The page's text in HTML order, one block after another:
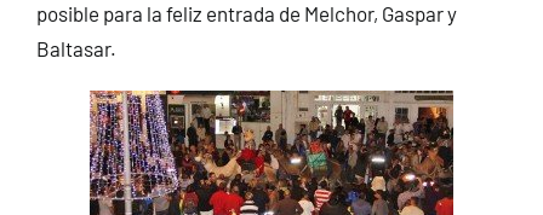
posible para la feliz entrada de Melchor, Gaspar y
Baltasar.